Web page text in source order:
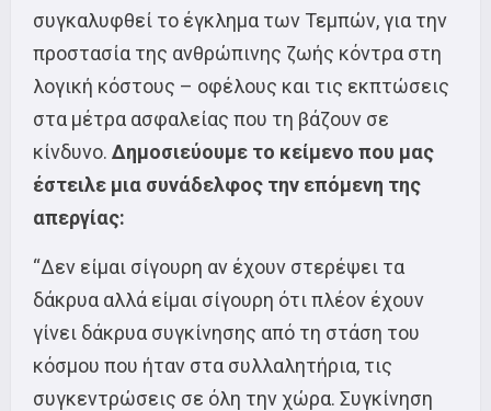
συγκαλυφθεί το έγκλημα των Τεμπών, για την
προστασία της ανθρώπινης ζωής κόντρα στη
λογική κόστους – οφέλους και τις εκπτώσεις
στα μέτρα ασφαλείας που τη βάζουν σε
κίνδυνο. Δημοσιεύουμε το κείμενο που μας
έστειλε μια συνάδελφος την επόμενη της
απεργίας:
“Δεν είμαι σίγουρη αν έχουν στερέψει τα
δάκρυα αλλά είμαι σίγουρη ότι πλέον έχουν
γίνει δάκρυα συγκίνησης από τη στάση του
κόσμου που ήταν στα συλλαλητήρια, τις
συγκεντρώσεις σε όλη την χώρα. Συγκίνηση